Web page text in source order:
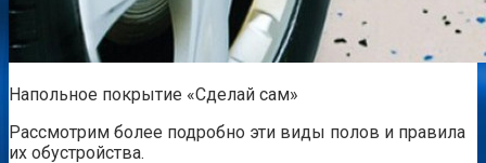
Напольное покрытие «Сделай сам»
Рассмотрим более подробно эти виды полов и правила
их обустройства.